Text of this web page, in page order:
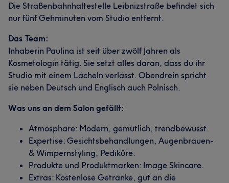
Die Straßenbahnhaltestelle Leibnizstraße befindet sich
nur fünf Gehminuten vom Studio entfernt.
Das Team:
Inhaberin Paulina ist seit über zwölf Jahren als
Kosmetologin tätig. Sie setzt alles daran, dass du ihr
Studio mit einem Lächeln verlässt. Obendrein spricht
sie neben Deutsch und Englisch auch Polnisch.
Was uns an dem Salon gefällt:
Atmosphäre: Modern, gemütlich, trendbewusst.
Expertise: Gesichtsbehandlungen, Augenbrauen-
& Wimpernstyling, Pediküre.
Produkte und Produktmarken: Image Skincare.
Extras: Kostenlose Getränke, gut an die